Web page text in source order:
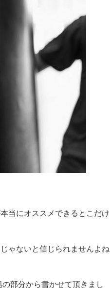
本当にオススメ できるとこだけ
じゃないと信じられませんよね
部分から書かせて頂きまし